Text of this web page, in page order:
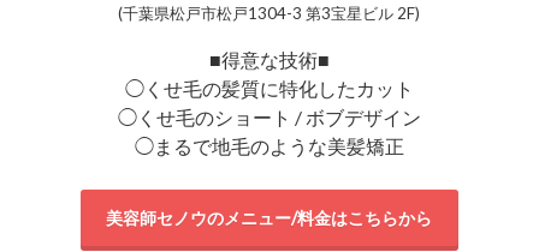
(千葉県松戸市松戸1304-3 第3宝星ビル 2F)
■得意な技術■
◯くせ毛の髪質に特化したカット
◯くせ毛のショート / ボブデザイン
◯まるで地毛のような美髪矯正
美容師セノウのメニュー/料金はこちらから